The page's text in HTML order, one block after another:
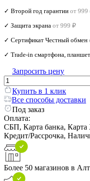
✓ Второй год гарантии от 999
✓ Защита экрана от 999 ₽
✓ Сертификат Честный обмен
✓ Trade‑in смартфона,
Запросить цену
Купить в 1 клик
Все способы доставки
Под заказ
Оплата:
СБП, Карта банка, Карта
Кредит/Рассрочка,
Более 50 магазинов в